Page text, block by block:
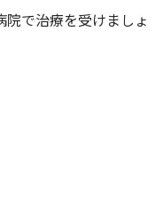
で治療を受けましょ